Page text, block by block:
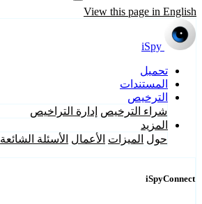
View this page in English
iSpy
تحميل
المستندات
الترخيص
شراء الترخيص إدارة التراخيص
المزيد
حول الميزات الأعمال الأسئلة الشائعة
iSpyConnect